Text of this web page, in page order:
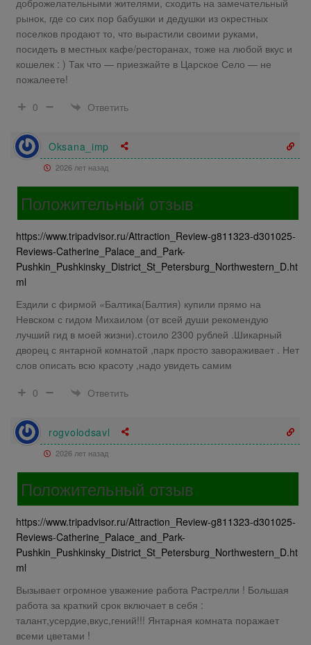
доброжелательными жителями, сходить на замечательный
рынок, где со сих пор бабушки и дедушки из окрестных
поселков продают то, что вырастили своими руками,
посидеть в местных кафе/ресторанах, тоже на любой вкус и
кошелек : ) Так что — приезжайте в Царское Село — не
пожалеете!
0
Ответить
Oksana_imp
2026 лет назад
Положительный отзыв
https://www.tripadvisor.ru/Attraction_Review-g811323-d301025-
Reviews-Catherine_Palace_and_Park-
Pushkin_Pushkinsky_District_St_Petersburg_Northwestern_D.ht
ml
Ездили с фирмой «Балтика(Балтия) купили прямо на
Невском с гидом Михаилом (от всей души рекомендую
лучший гид в моей жизни).стоило 2300 рублей .Шикарный
дворец с янтарной комнатой ,парк просто завораживает . Нет
слов описать всю красоту ,надо увидеть самим
0
Ответить
rogvolodsavl
2026 лет назад
Положительный отзыв
https://www.tripadvisor.ru/Attraction_Review-g811323-d301025-
Reviews-Catherine_Palace_and_Park-
Pushkin_Pushkinsky_District_St_Petersburg_Northwestern_D.ht
ml
Вызывает огромное уважение работа Растрелли ! Большая
работа за краткий срок включает в себя :
талант,усердие,вкус,гений!!! Янтарная комната поражает
всеми цветами !